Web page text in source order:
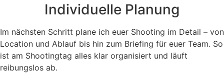
Individuelle Planung
Im nächsten Schritt plane ich euer Shooting im Detail – von
Location und Ablauf bis hin zum Briefing für euer Team. So
ist am Shootingtag alles klar organisiert und läuft
reibungslos ab.